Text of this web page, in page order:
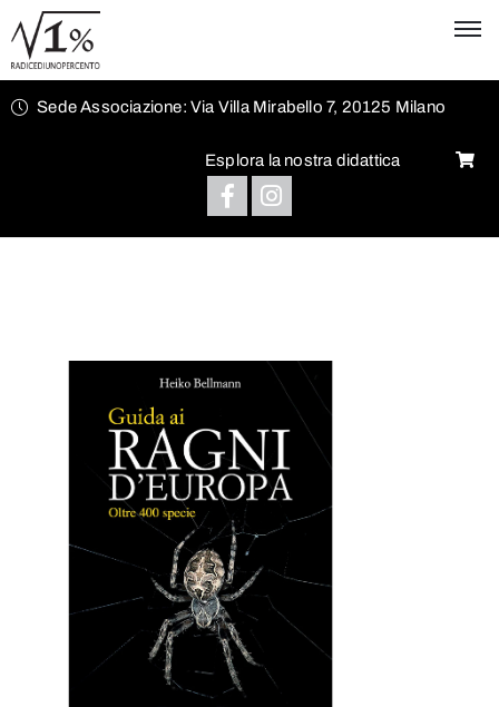
Sede Associazione: Via Villa Mirabello 7, 20125 Milano
Esplora la nostra didattica